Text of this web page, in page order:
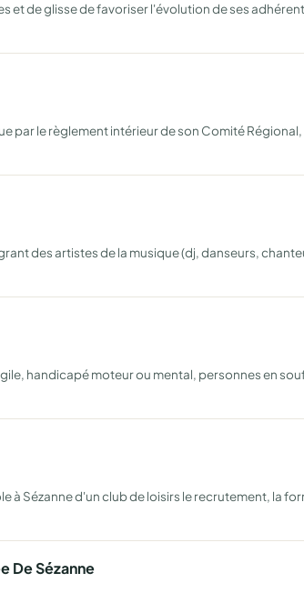
et de glisse de favoriser l'évolution de ses
par le règlement intérieur de son Comité
des artistes de la musique (dj, danseurs,
handicapé moteur ou mental, personnes en
à Sézanne d'un club de loisirs le recrutement, la
De Sézanne